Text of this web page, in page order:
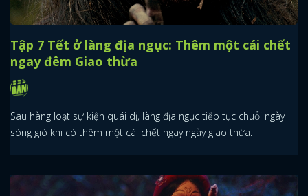
Tập 7 Tết ở làng địa ngục: Thêm một cái chết
ngay đêm Giao thừa
Sau hàng loạt sự kiện quái dị, làng địa ngục tiếp tục chuỗi ngày
sóng gió khi có thêm một cái chết ngay ngày giao thừa.